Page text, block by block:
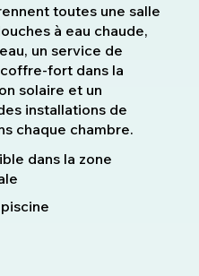
toutes une salle
à eau chaude,
un service de
fort dans la
solaire et un
installations de
chaque chambre.
dans la zone